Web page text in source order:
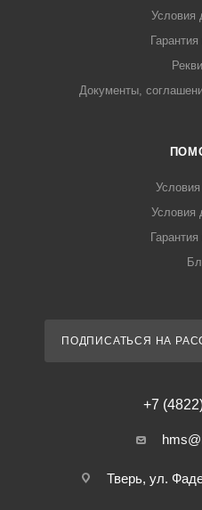
Условия
Документы,
Условия
ПОДПИСАТЬСЯ НА
+7
Тверь, ул.